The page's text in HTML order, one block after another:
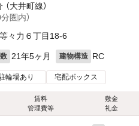
（大井町線）
圏内）
々力６丁目18-6
21年5ヶ月 建物構造 RC
輪場あり 宅配ボックス
賃料
管理費等
敷金
礼金